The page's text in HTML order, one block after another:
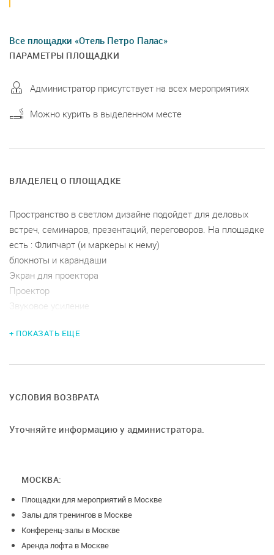
Все площадки «Отель Петро Палас»
ПАРАМЕТРЫ ПЛОЩАДКИ
Администратор присутствует на всех мероприятиях
Можно курить в выделенном месте
ВЛАДЕЛЕЦ О ПЛОЩАДКЕ
Пространство в светлом дизайне подойдет для деловых
встреч, семинаров, презентаций, переговоров. На площадке
есть : Флипчарт (и маркеры к нему)
блокноты и карандаши
Экран для проектора
Проектор
Звуковое усиление
+ ПОКАЗАТЬ ЕЩЕ
УСЛОВИЯ ВОЗВРАТА
Уточняйте информацию у администратора.
МОСКВА:
Площадки для мероприятий в Москве
Залы для тренингов в Москве
Конференц-залы в Москве
Аренда лофта в Москве